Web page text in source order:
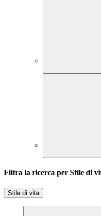
Filtra la ricerca per Stile di
Stile di vita